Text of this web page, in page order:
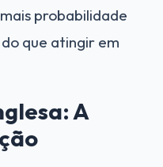
probabilidade
que atingir em
A